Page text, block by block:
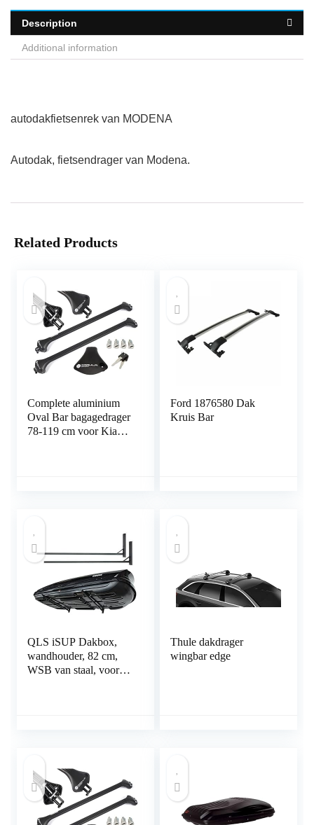
Description
Additional information
autodakfietsenrek van MODENA
Autodak, fietsendrager van Modena.
Related Products
Complete aluminium
Oval Bar bagagedrager
78-119 cm voor Kia
Ford 1876580 Dak
Kruis Bar
QLS iSUP Dakbox,
wandhouder, 82 cm,
WSB van staal, voor
Thule dakdrager
wingbar edge